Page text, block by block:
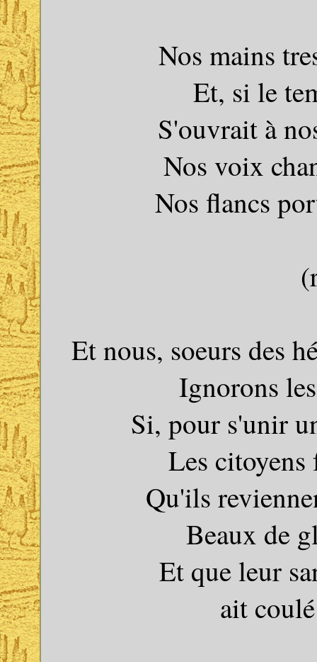
Nos mains
Et, si le
S'ouvrait à
Nos voix
Nos flancs
Et nous, soeurs des
Ignorons
Si, pour s'unir
Les citoyens
Qu'ils
Beaux de
Et que leur
ait